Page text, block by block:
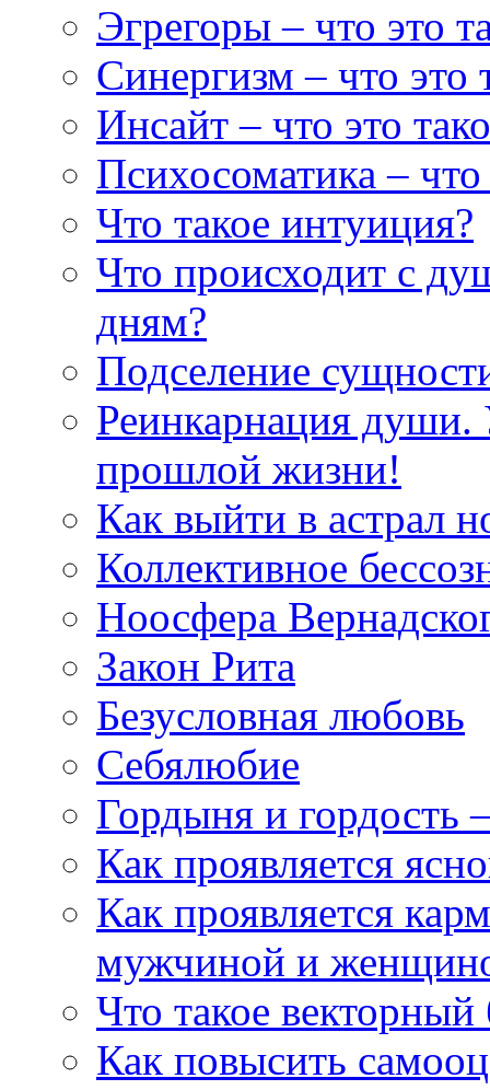
Эгрегоры – что это
Синергизм – что это
Инсайт – что это
Психосоматика – что
Что такое интуиция?
Что происходит с
дням?
Подселение
Реинкарнация
прошлой жизни!
Как выйти в астрал
Коллективное
Ноосфера
Закон Рита
Безусловная любовь
Себялюбие
Гордыня и гордость
Как проявляется
Как проявляется
мужчиной и
Что такое векторный
Как повысить